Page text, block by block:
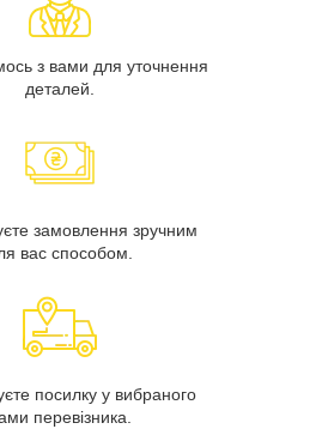
з вами для уточнення
деталей.
замовлення зручним
вас способом.
посилку у вибраного
перевізника.